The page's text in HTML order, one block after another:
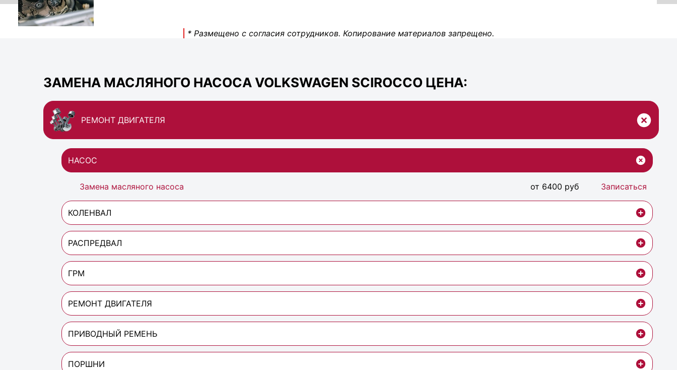
* Размещено с согласия сотрудников. Копирование материалов запрещено.
ЗАМЕНА МАСЛЯНОГО НАСОСА VOLKSWAGEN SCIROCCO ЦЕНА:
РЕМОНТ ДВИГАТЕЛЯ
НАСОС
Замена масляного насоса от 6400 руб Записаться
КОЛЕНВАЛ
РАСПРЕДВАЛ
ГРМ
РЕМОНТ ДВИГАТЕЛЯ
ПРИВОДНЫЙ РЕМЕНЬ
ПОРШНИ